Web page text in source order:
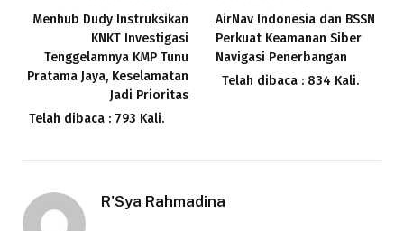
Menhub Dudy Instruksikan
KNKT Investigasi
Tenggelamnya KMP Tunu
Pratama Jaya, Keselamatan
Jadi Prioritas
Telah dibaca : 793 Kali.
AirNav Indonesia dan BSSN
Perkuat Keamanan Siber
Navigasi Penerbangan
Telah dibaca : 834 Kali.
R'Sya Rahmadina